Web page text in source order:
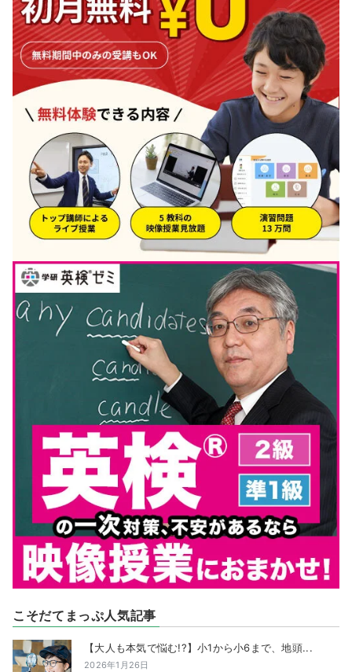
こそだてまっぷ人気記事
【大人も本気で悩む!?】小1から小6まで、地頭...
2026年1月26日